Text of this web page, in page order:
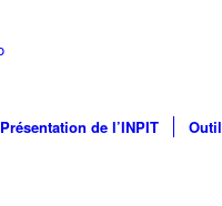
Présentation de l’INPIT